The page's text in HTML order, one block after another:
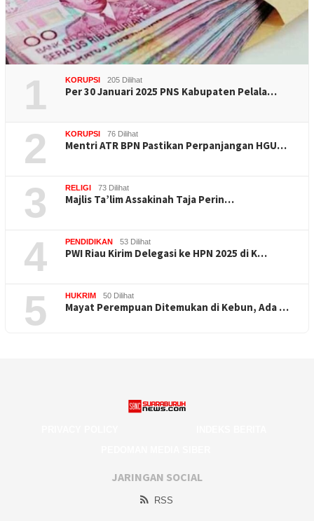
1 KORUPSI 205 Dilihat
Per 30 Januari 2025 PNS Kabupaten Pelala…
2 KORUPSI 76 Dilihat
Mentri ATR BPN Pastikan Perpanjangan HGU…
3 RELIGI 73 Dilihat
Majlis Ta’lim Assakinah Taja Perin…
4 PENDIDIKAN 53 Dilihat
PWI Riau Kirim Delegasi ke HPN 2025 di K…
5 HUKRIM 50 Dilihat
Mayat Perempuan Ditemukan di Kebun, Ada …
JARINGAN SOCIAL
RSS